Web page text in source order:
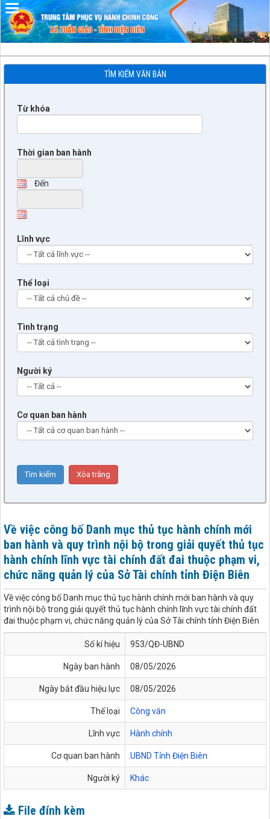
TÌM KIẾM VĂN BẢN
Từ khóa
Thời gian ban hành
Đến
Lĩnh vực
Thể loại
Tình trạng
Người ký
Cơ quan ban hành
Về việc công bố Danh mục thủ tục hành chính mới
ban hành và quy trình nội bộ trong giải quyết thủ tục
hành chính lĩnh vực tài chính đất đai thuộc phạm vi,
chức năng quản lý của Sở Tài chính tỉnh Điện Biên
Về việc công bố Danh mục thủ tục hành chính mới ban hành và quy
trình nội bộ trong giải quyết thủ tục hành chính lĩnh vực tài chính đất
đai thuộc phạm vi, chức năng quản lý của Sở Tài chính tỉnh Điện Biên
Số kí hiệu 953/QĐ-UBND
Ngày ban hành 08/05/2026
Ngày bắt đầu hiệu lực 08/05/2026
Thể loại Công văn
Lĩnh vực Hành chính
Cơ quan ban hành UBND Tỉnh Điện Biên
Người ký Khác
File đính kèm